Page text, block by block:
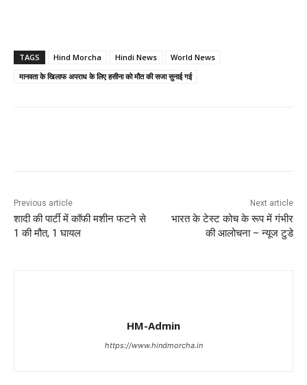
TAGS Hind Morcha Hindi News
World News
मानवता के खिलाफ अपराध के लिए हसीना को मौत की सजा सुनाई गई
Previous article
शादी की पार्टी में कॉफी मशीन फटने से
1 की मौत, 1 घायल
Next article
भारत के टेस्ट कोच के रूप में गंभीर
की आलोचना – न्यूज टुडे
HM-Admin
https://www.hindmorcha.in